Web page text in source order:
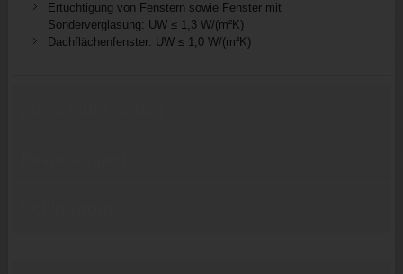
Ertüchtigung von Fenstern sowie Fenster mit
Sonderverglasung: UW ≤ 1,3 W/(m²K)
Dachflächenfenster: UW ≤ 1,0 W/(m²K)